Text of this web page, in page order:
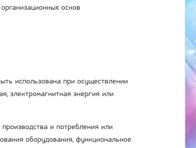
основ
использована при осуществлении
электромагнитная энергия или
и потребления или
оборудования, функциональное